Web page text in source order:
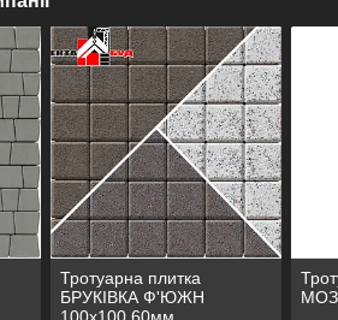
Тротуарна плитка
БРУКІВКА Ф'ЮЖН